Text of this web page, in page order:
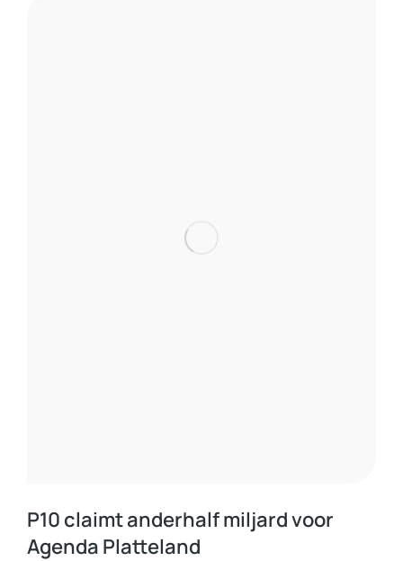
P10 claimt anderhalf miljard voor
Agenda Platteland